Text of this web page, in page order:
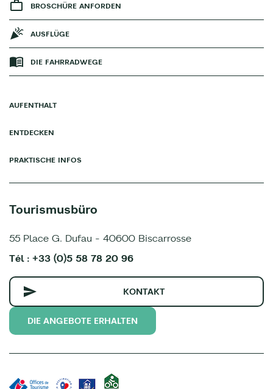
BROSCHÜRE ANFORDEN
AUSFLÜGE
DIE FAHRRADWEGE
AUFENTHALT
ENTDECKEN
PRAKTISCHE INFOS
Tourismusbüro
55 Place G. Dufau - 40600 Biscarrosse
Tél : +33 (0)5 58 78 20 96
KONTAKT
DIE ANGEBOTE ERHALTEN